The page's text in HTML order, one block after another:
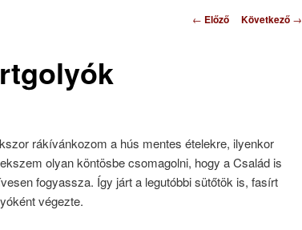
Bejegyzés
← Előző Következő →
rákívánkozom a hús mentes ételekre, ilyenkor
olyan köntösbe csomagolni, hogy a Család is
fogyassza. Így járt a legutóbbi sütőtök is, fasírt
végezte.